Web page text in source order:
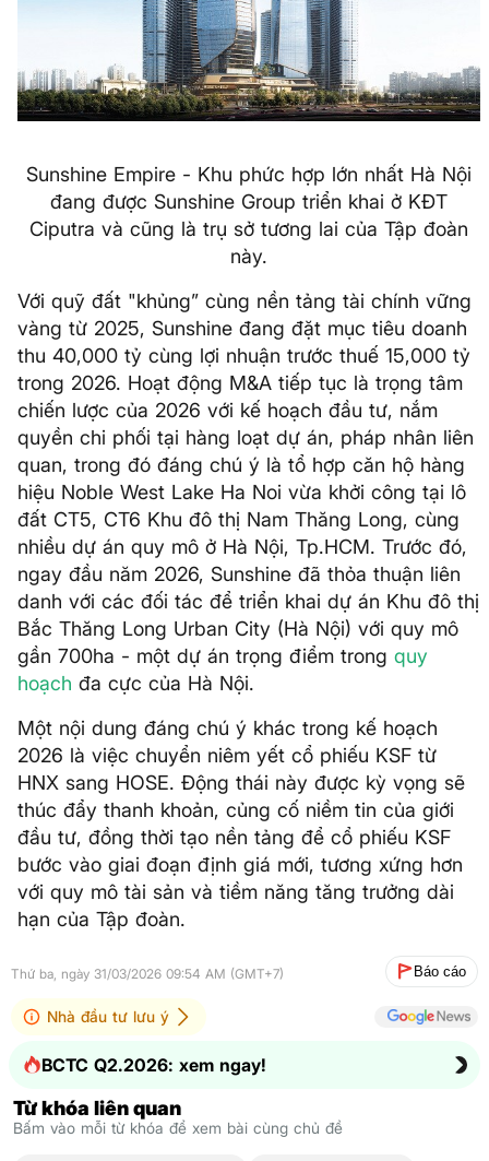
Sunshine Empire - Khu phức hợp lớn nhất Hà Nội
đang được Sunshine Group triển khai ở KĐT
Ciputra và cũng là trụ sở tương lai của Tập đoàn
này.
Với quỹ đất "khủng” cùng nền tảng tài chính vững
vàng từ 2025, Sunshine đang đặt mục tiêu doanh
thu 40,000 tỷ cùng lợi nhuận trước thuế 15,000 tỷ
trong 2026. Hoạt động M&A tiếp tục là trọng tâm
chiến lược của 2026 với kế hoạch đầu tư, nắm
quyền chi phối tại hàng loạt dự án, pháp nhân liên
quan, trong đó đáng chú ý là tổ hợp căn hộ hàng
hiệu Noble West Lake Ha Noi vừa khởi công tại lô
đất CT5, CT6 Khu đô thị Nam Thăng Long, cùng
nhiều dự án quy mô ở Hà Nội, Tp.HCM. Trước đó,
ngay đầu năm 2026, Sunshine đã thỏa thuận liên
danh với các đối tác để triển khai dự án Khu đô thị
Bắc Thăng Long Urban City (Hà Nội) với quy mô
gần 700ha - một dự án trọng điểm trong quy
hoạch đa cực của Hà Nội.
Một nội dung đáng chú ý khác trong kế hoạch
2026 là việc chuyển niêm yết cổ phiếu KSF từ
HNX sang HOSE. Động thái này được kỳ vọng sẽ
thúc đẩy thanh khoản, củng cố niềm tin của giới
đầu tư, đồng thời tạo nền tảng để cổ phiếu KSF
bước vào giai đoạn định giá mới, tương xứng hơn
với quy mô tài sản và tiềm năng tăng trưởng dài
hạn của Tập đoàn.
Thứ ba, ngày 31/03/2026 09:54 AM (GMT+7) Báo cáo
Nhà đầu tư lưu ý
BCTC Q2.2026: xem ngay!
Từ khóa liên quan
Bấm vào mỗi từ khóa để xem bài cùng chủ đề